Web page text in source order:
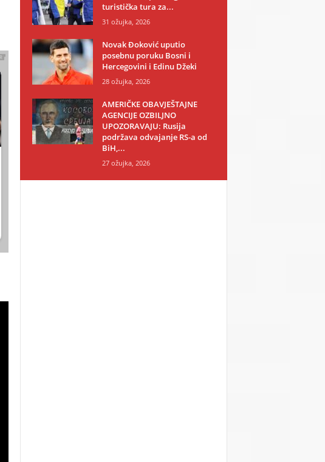
turistička tura za...
31 ožujka, 2026
Novak Đoković uputio
posebnu poruku Bosni i
Hercegovini i Edinu Džeki
28 ožujka, 2026
AMERIČKE OBAVJEŠTAJNE
AGENCIJE OZBILJNO
UPOZORAVAJU: Rusija
podržava odvajanje RS-a od
BiH,...
27 ožujka, 2026